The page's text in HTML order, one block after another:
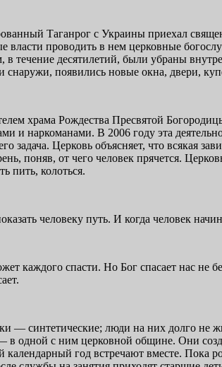
Таганрог с Украины приехал
власти проводить в нем церковные
течение десятилетий, были убраны
снаружи, появились новые окна, двери,
храма Рождества Пресвятой
и наркоманами. В 2006 году эта
задача. Церковь объясняет, что всякая
поняв, от чего человек прячется.
пить, колоться.
человеку путь. И когда человек
каждого спасти. Но Бог спасает нас не
— синтетические; люди на них долго не
в одной с ним церковной общине. Они
год встречают вместе. Пока